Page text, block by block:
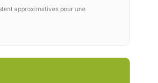
approximatives pour une